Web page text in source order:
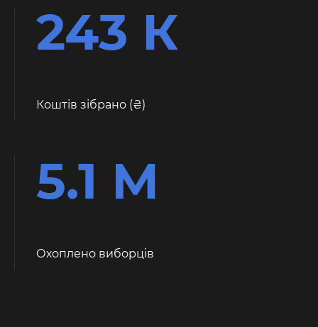
243 К
Коштів зібрано ( )
5.1 М
Охоплено виборців